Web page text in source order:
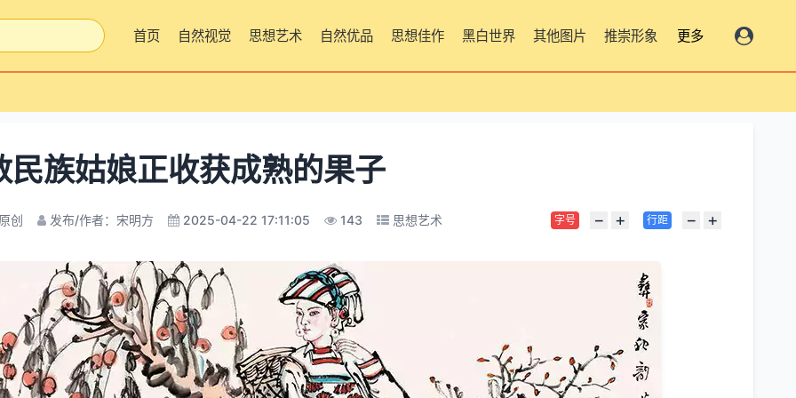
首页 自然视觉 思想艺术 自然优品 思想佳作 黑白世界 其他图片 推崇形象 更多
民族姑娘正收获成熟的果子
创 发布/作者：宋明方 2025-04-22 17:11:05 143 思想艺术 字号 − + 行距 − +